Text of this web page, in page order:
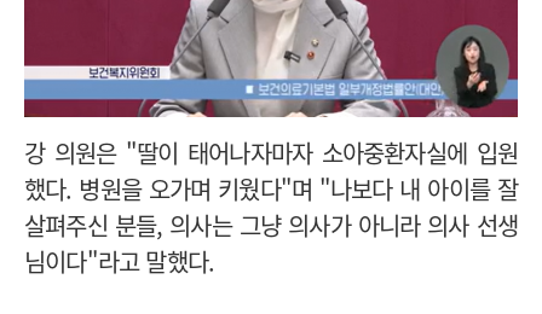
강 의원은 "딸이 태어나자마자 소아중환자실에 입원
했다. 병원을 오가며 키웠다"며 "나보다 내 아이를 잘
살펴주신 분들, 의사는 그냥 의사가 아니라 의사 선생
님이다"라고 말했다.